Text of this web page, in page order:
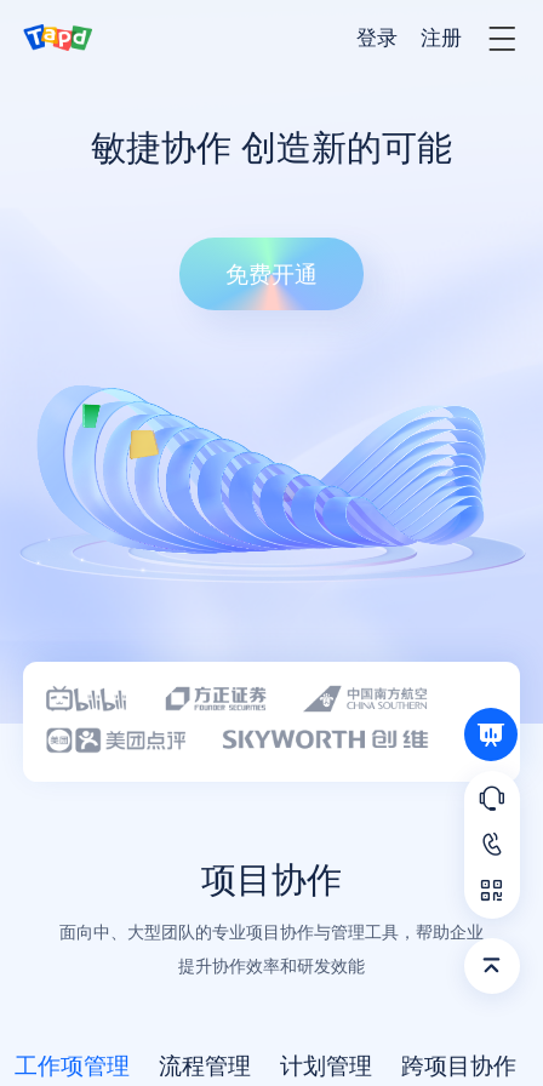
敏捷协作 创造新的可能
免费开通
项目协作
面向中、大型团队的专业项目协作与管理工具，帮助企业
提升协作效率和研发效能
工作项管理 流程管理 计划管理 跨项目协作
登录 注册
服务与支持
新闻资讯